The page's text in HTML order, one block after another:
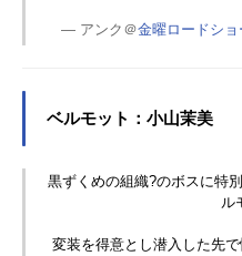
— アンク＠金曜ロードショ
ベルモット：小山茉美
黒ずくめの組織?のボスに特
ル
変装を得意とし潜入した先